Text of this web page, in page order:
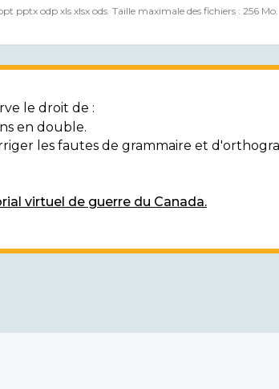
pptx odp xls xlsx ods. Taille maximale des fichiers : 256 Mo.
le droit de :
en double.
les fautes de grammaire et
virtuel de guerre du Canada.